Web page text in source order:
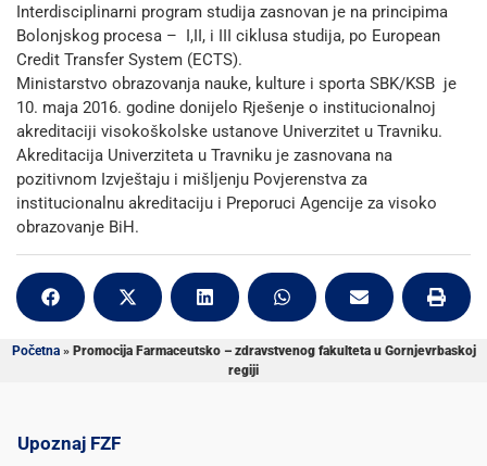
Interdisciplinarni program studija zasnovan je na principima
Bolonjskog procesa – I,II, i III ciklusa studija, po European
Credit Transfer System (ECTS).
Ministarstvo obrazovanja nauke, kulture i sporta SBK/KSB je
10. maja 2016. godine donijelo Rješenje o institucionalnoj
akreditaciji visokoškolske ustanove Univerzitet u Travniku.
Akreditacija Univerziteta u Travniku je zasnovana na
pozitivnom Izvještaju i mišljenju Povjerenstva za
institucionalnu akreditaciju i Preporuci Agencije za visoko
obrazovanje BiH.
Početna» Promocija Farmaceutsko – zdravstvenog fakulteta u Gornjevrbaskoj
regiji
Upoznaj FZF